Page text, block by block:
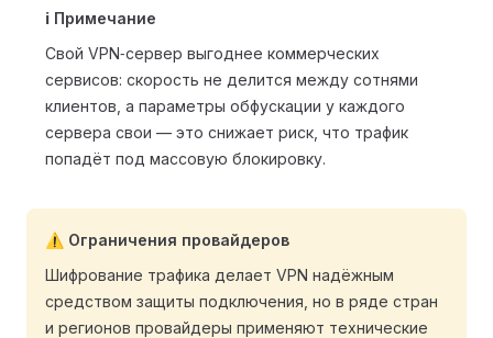
ℹ️ Примечание
Свой VPN‑сервер выгоднее коммерческих
сервисов: скорость не делится между сотнями
клиентов, а параметры обфускации у каждого
сервера свои — это снижает риск, что трафик
попадёт под массовую блокировку.
⚠️ Ограничения провайдеров
Шифрование трафика делает VPN надёжным
средством защиты подключения, но в ряде стран
и регионов провайдеры применяют технические